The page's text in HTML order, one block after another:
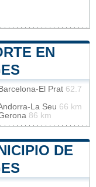
EN
El Prat 62.7
La Seu 66 km
86 km
DE